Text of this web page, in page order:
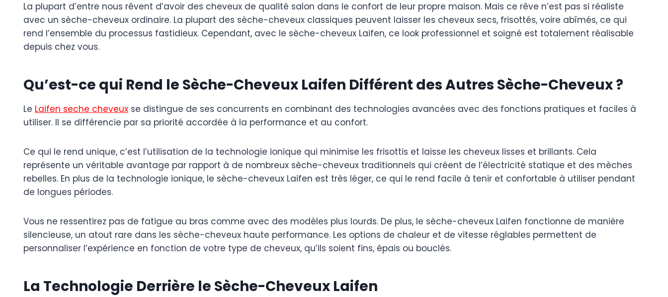
La plupart d’entre nous rêvent d’avoir des cheveux de qualité salon dans le confort de leur propre maison. Mais ce rêve n’est pas si réaliste
avec un sèche-cheveux ordinaire. La plupart des sèche-cheveux classiques peuvent laisser les cheveux secs, frisottés, voire abîmés, ce qui
rend l’ensemble du processus fastidieux. Cependant, avec le sèche-cheveux Laifen, ce look professionnel et soigné est totalement réalisable
depuis chez vous.
Qu’est-ce qui Rend le Sèche-Cheveux Laifen Différent des Autres Sèche-Cheveux ?
Le Laifen seche cheveux se distingue de ses concurrents en combinant des technologies avancées avec des fonctions pratiques et faciles à
utiliser. Il se différencie par sa priorité accordée à la performance et au confort.
Ce qui le rend unique, c’est l’utilisation de la technologie ionique qui minimise les frisottis et laisse les cheveux lisses et brillants. Cela
représente un véritable avantage par rapport à de nombreux sèche-cheveux traditionnels qui créent de l’électricité statique et des mèches
rebelles. En plus de la technologie ionique, le sèche-cheveux Laifen est très léger, ce qui le rend facile à tenir et confortable à utiliser pendant
de longues périodes.
Vous ne ressentirez pas de fatigue au bras comme avec des modèles plus lourds. De plus, le sèche-cheveux Laifen fonctionne de manière
silencieuse, un atout rare dans les sèche-cheveux haute performance. Les options de chaleur et de vitesse réglables permettent de
personnaliser l’expérience en fonction de votre type de cheveux, qu’ils soient fins, épais ou bouclés.
La Technologie Derrière le Sèche-Cheveux Laifen